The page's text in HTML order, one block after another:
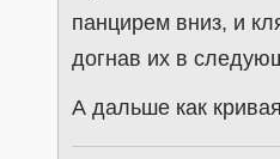
панцирем вниз, и
догнав их в
А дальше как